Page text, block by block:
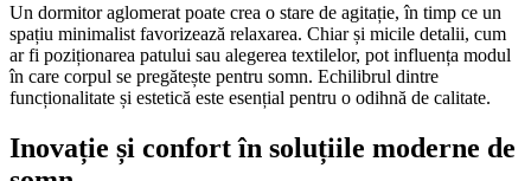
Un dormitor aglomerat poate crea o stare de agitație, în timp ce un
spațiu minimalist favorizează relaxarea. Chiar și micile detalii, cum
ar fi poziționarea patului sau alegerea textilelor, pot influența modul
în care corpul se pregătește pentru somn. Echilibrul dintre
funcționalitate și estetică este esențial pentru o odihnă de calitate.
Inovație și confort în soluțiile moderne de